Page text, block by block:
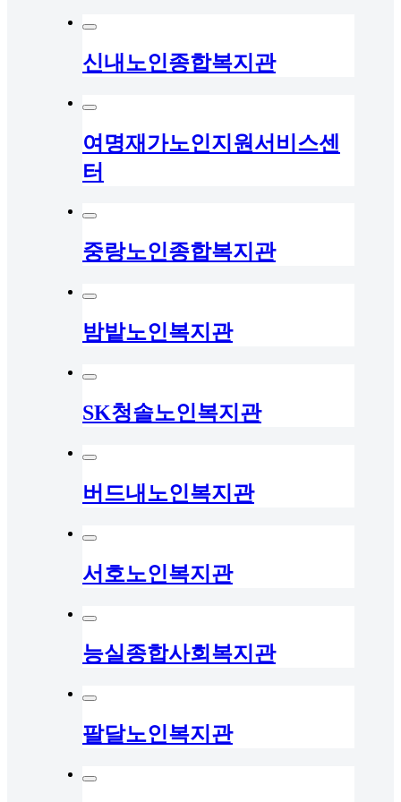
신내노인종합복지관
여명재가노인지원서비스센
터
중랑노인종합복지관
밤밭노인복지관
SK청솔노인복지관
버드내노인복지관
서호노인복지관
능실종합사회복지관
팔달노인복지관